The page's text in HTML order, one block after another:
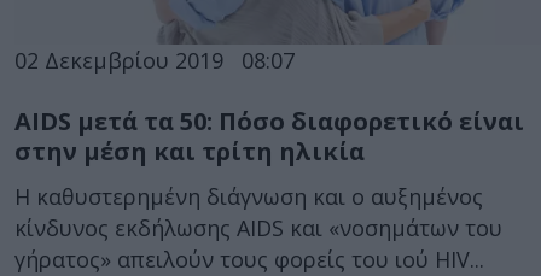
02 Δεκεμβρίου 2019 08:07
AIDS μετά τα 50: Πόσο διαφορετικό είναι
στην μέση και τρίτη ηλικία
Η καθυστερημένη διάγνωση και ο αυξημένος
κίνδυνος εκδήλωσης AIDS και «νοσημάτων του
γήρατος» απειλούν τους φορείς του ιού HIV...